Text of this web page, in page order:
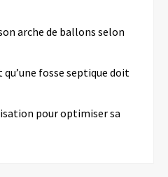
arche de ballons selon
qu’une fosse septique doit
pour optimiser sa